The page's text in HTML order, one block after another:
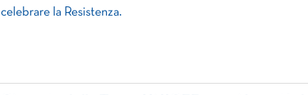
celebrare la Resistenza.